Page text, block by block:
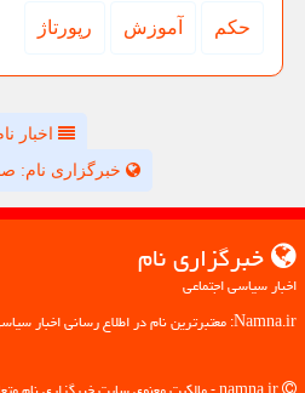
حكم آموزش رپورتاژ
اخبار
خبرگزاری نام:
خبرگزاری نام
اخبار سیاسی اجتماعی
Namna.ir: معتبرترین نام در اطلاع رسانی اخبار سیاسی و اجتماعی، گامی مطمئن به سوی آگاهی